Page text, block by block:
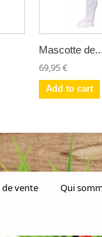
vente Qui
Mascotte de...
69,95 €
Add to cart